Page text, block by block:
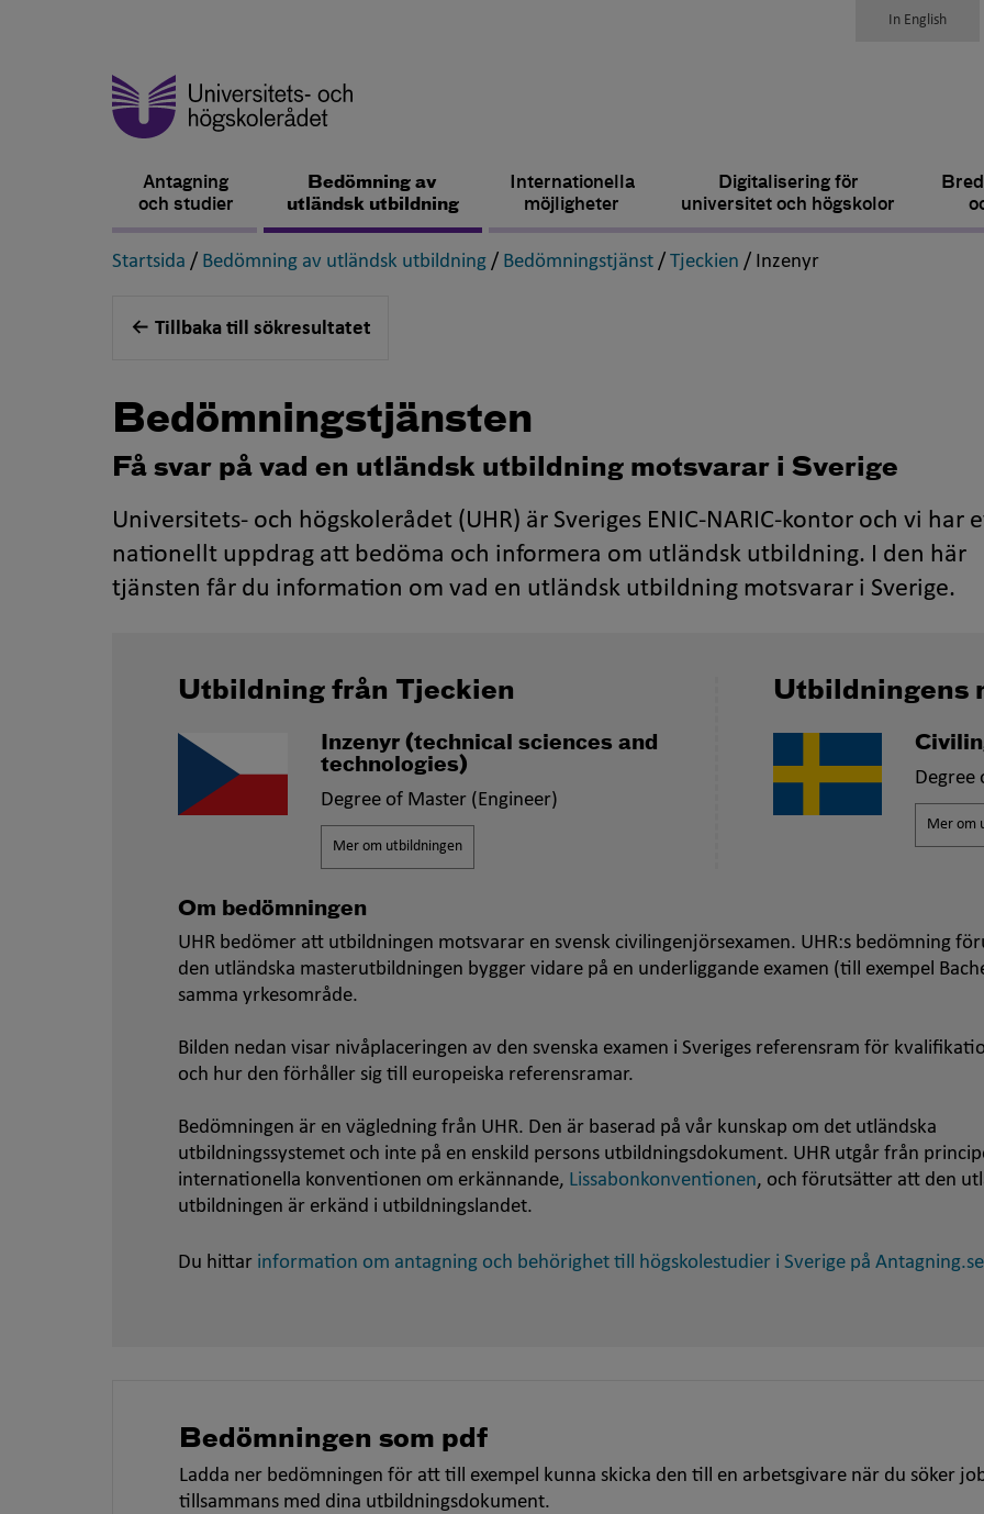
In English
Antagning
och studier
Bedömning av
utländsk utbildning
Internationella
möjligheter
Digitalisering för
universitet och högskolor
Startsida ,
/ Bedömning av utländsk utbildning ,
/ Bedömningstjänst ,
/ Tjeckien ,
/ Inzenyr,
Tillbaka till sökresultatet
Bedömningstjänsten
Få svar på vad en utländsk utbildning motsvarar i Sverige
Universitets- och högskolerådet (UHR) är Sveriges ENIC-NARIC-kontor och vi har
nationellt uppdrag att bedöma och informera om utländsk utbildning. I den här
tjänsten får du information om vad en utländsk utbildning motsvarar i Sverige.
Utbildning från Tjeckien
Inzenyr (technical sciences and
technologies)
Degree of Master (Engineer)
Mer om utbildningen
Utbildningens
Degree
Mer om
Om bedömningen
UHR bedömer att utbildningen motsvarar en svensk civilingenjörsexamen. UHR:s bedömning
den utländska masterutbildningen bygger vidare på en underliggande examen (till exempel
samma yrkesområde.
Bilden nedan visar nivåplaceringen av den svenska examen i Sveriges referensram för
och hur den förhåller sig till europeiska referensramar.
Bedömningen är en vägledning från UHR. Den är baserad på vår kunskap om det utländska
utbildningssystemet och inte på en enskild persons utbildningsdokument. UHR utgår från
internationella konventionen om erkännande, Lissabonkonventionen, och förutsätter att den
utbildningen är erkänd i utbildningslandet.
Du hittar information om antagning och behörighet till högskolestudier i Sverige på Antagning.se
Bedömningen som pdf
Ladda ner bedömningen för att till exempel kunna skicka den till en arbetsgivare när du söker
tillsammans med dina utbildningsdokument.